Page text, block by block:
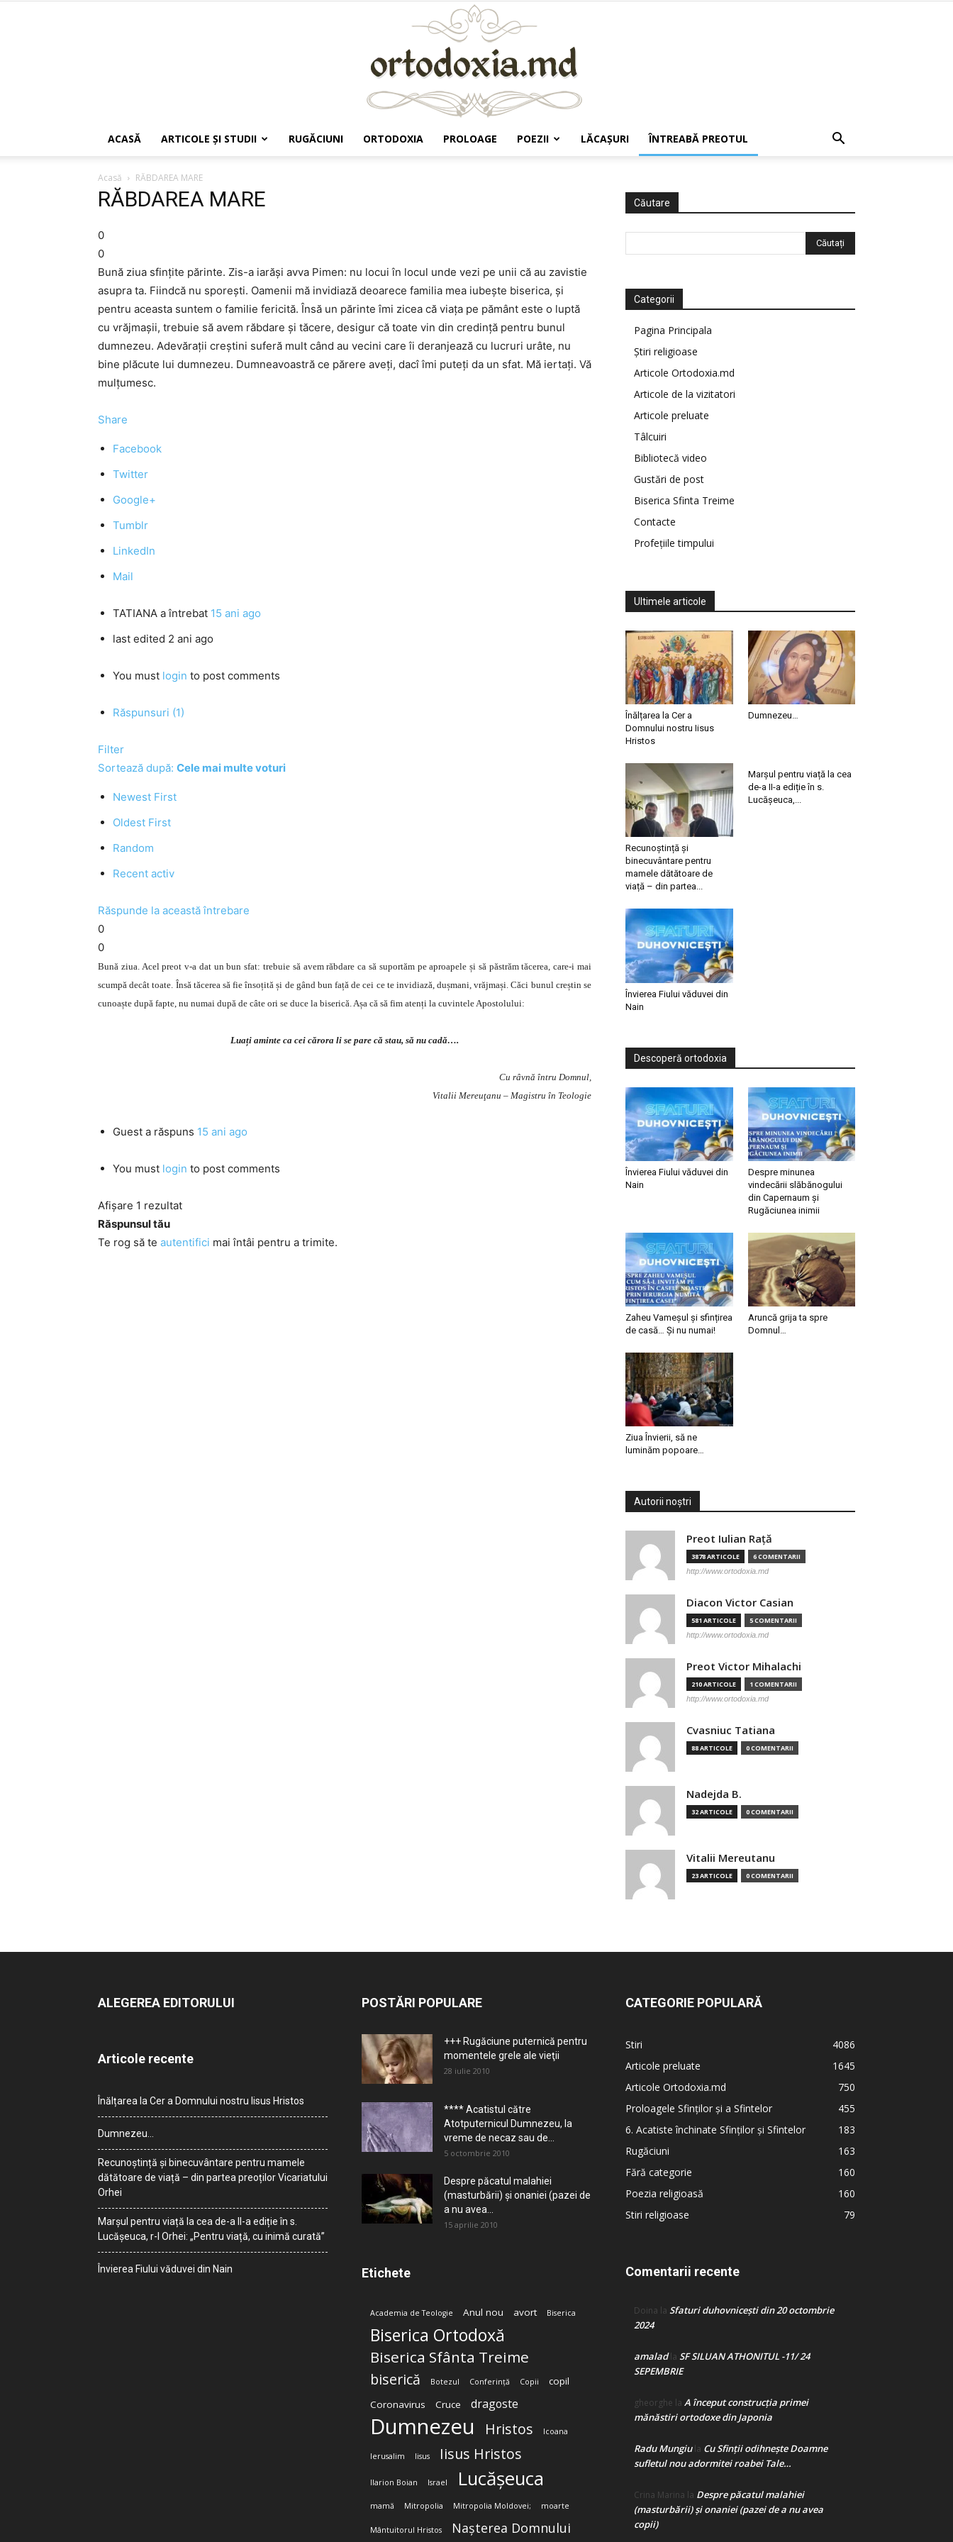
ACASĂ ARTICOLE ŞI STUDII RUGĂCIUNI ORTODOXIA PROLOAGE POEZII LĂCAŞURI ÎNTREABĂ PREOTUL
Acasă RĂBDAREA MARE
RĂBDAREA MARE
0
0
Bună ziua sfințite părinte. Zis-a iarăși avva Pimen: nu locui în locul unde vezi pe unii că au zavistie
asupra ta. Fiindcă nu sporești. Oamenii mă invidiază deoarece familia mea iubește biserica, și
pentru aceasta suntem o familie fericită. Însă un părinte îmi zicea că viața pe pământ este o luptă
cu vrăjmașii, trebuie să avem răbdare și tăcere, desigur că toate vin din credință pentru bunul
dumnezeu. Adevărații creștini suferă mult când au vecini care îi deranjează cu lucruri urâte, nu
bine plăcute lui dumnezeu. Dumneavoastră ce părere aveți, dacî îmi puteți da un sfat. Mă iertați. Vă
mulțumesc.
Share
Facebook
Twitter
Google+
Tumblr
LinkedIn
Mail
TATIANA a întrebat 15 ani ago
last edited 2 ani ago
You must login to post comments
Răspunsuri (1)
Filter
Sortează după: Cele mai multe voturi
Newest First
Oldest First
Random
Recent activ
Răspunde la această întrebare
0
0
Bună ziua. Acel preot v-a dat un bun sfat: trebuie să avem răbdare ca să suportăm pe aproapele și să păstrăm tăcerea, care-i mai
scumpă decât toate. Însă tăcerea să fie însoțită și de gând bun față de cei ce te invidiază, dușmani, vrăjmași. Căci bunul creștin se
cunoaște după fapte, nu numai după de câte ori se duce la biserică. Așa că să fim atenți la cuvintele Apostolului:
Luați aminte ca cei cărora li se pare că stau, să nu cadă….
Cu râvnă întru Domnul,
Vitalii Mereuţanu – Magistru în Teologie
Guest a răspuns 15 ani ago
You must login to post comments
Afișare 1 rezultat
Răspunsul tău
Te rog să te autentifici mai întâi pentru a trimite.
Căutare
Categorii
Pagina Principala
Știri religioase
Articole Ortodoxia.md
Articole de la vizitatori
Articole preluate
Tâlcuiri
Bibliotecă video
Gustări de post
Biserica Sfinta Treime
Contacte
Profețiile timpului
Ultimele articole
Înălțarea la Cer a
Domnului nostru Iisus
Hristos
Dumnezeu…
Recunoștință și
binecuvântare pentru
mamele dătătoare de
viață – din partea...
Marșul pentru viață la cea
de-a II-a ediție în s.
Lucășeuca,...
Învierea Fiului văduvei din
Nain
Descoperă ortodoxia
Învierea Fiului văduvei din
Nain
Despre minunea
vindecării slăbănogului
din Capernaum și
Rugăciunea inimii
Zaheu Vameșul și sfințirea
de casă… Și nu numai!
Aruncă grija ta spre
Domnul…
Ziua Învierii, să ne
luminăm popoare…
Autorii noștri
Preot Iulian Raţă
3878 ARTICOLE 6 COMENTARII
http://www.ortodoxia.md
Diacon Victor Casian
581 ARTICOLE 5 COMENTARII
http://www.ortodoxia.md
Preot Victor Mihalachi
210 ARTICOLE 1 COMENTARII
http://www.ortodoxia.md
Cvasniuc Tatiana
88 ARTICOLE 0 COMENTARII
Nadejda B.
32 ARTICOLE 0 COMENTARII
Vitalii Mereutanu
23 ARTICOLE 0 COMENTARII
ALEGEREA EDITORULUI
Articole recente
Înălțarea la Cer a Domnului nostru Iisus Hristos
Dumnezeu…
Recunoștință și binecuvântare pentru mamele
dătătoare de viață – din partea preoților Vicariatului
Orhei
Marșul pentru viață la cea de-a II-a ediție în s.
Lucășeuca, r-l Orhei: „Pentru viață, cu inimă curată”
Învierea Fiului văduvei din Nain
POSTĂRI POPULARE
+++ Rugăciune puternică pentru
momentele grele ale vieţii
28 iulie 2010
**** Acatistul către
Atotputernicul Dumnezeu, la
vreme de necaz sau de...
5 octombrie 2010
Despre păcatul malahiei
(masturbării) şi onaniei (pazei de
a nu avea...
15 aprilie 2010
Etichete
Academia de Teologie Anul nou avort Biserica
Biserica Ortodoxă
Biserica Sfânta Treime
biserică Botezul Conferință Copii
copil
Coronavirus
Cruce dragoste
Dumnezeu Hristos Icoana
Ierusalim Iisus Iisus Hristos
Ilarion Boian Israel Lucășeuca
mamă Mitropolia Mitropolia Moldovei; moarte
Mântuitorul Hristos Nașterea Domnului
CATEGORIE POPULARĂ
Stiri
4086
Articole preluate
1645
Articole Ortodoxia.md
750
Proloagele Sfinților și a Sfintelor
455
6. Acatiste închinate Sfinților și Sfintelor
183
Rugăciuni
163
Fără categorie
160
Poezia religioasă
160
Stiri religioase
79
Comentarii recente
Doina la Sfaturi duhovnicești din 20 octombrie
2024
amaladla SF SILUAN ATHONITUL -11/ 24
SEPEMBRIE
gheorghe la A început construcţia primei
mănăstiri ortodoxe din Japonia
Radu Mungiula Cu Sfinții odihnește Doamne
sufletul nou adormitei roabei Tale…
Crina Marina la Despre păcatul malahiei
(masturbării) şi onaniei (pazei de a nu avea
copii)